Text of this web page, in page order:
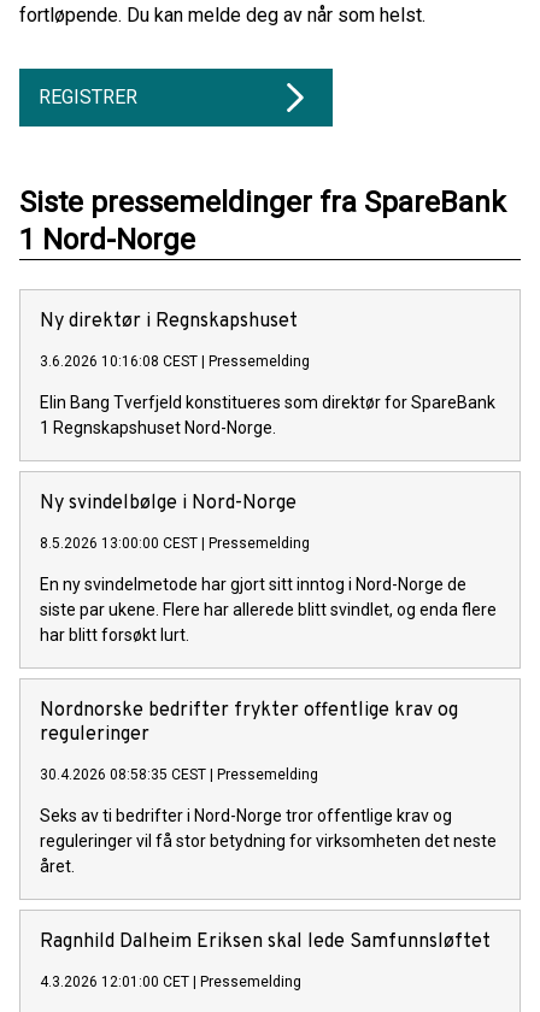
fortløpende. Du kan melde deg av når som helst.
REGISTRER
Siste pressemeldinger fra SpareBank
1 Nord-Norge
Ny direktør i Regnskapshuset
3.6.2026 10:16:08 CEST Pressemelding
Elin Bang Tverfjeld konstitueres som direktør for SpareBank
1 Regnskapshuset Nord-Norge.
Ny svindelbølge i Nord-Norge
8.5.2026 13:00:00 CEST Pressemelding
En ny svindelmetode har gjort sitt inntog i Nord-Norge de
siste par ukene. Flere har allerede blitt svindlet, og enda flere
har blitt forsøkt lurt.
Nordnorske bedrifter frykter offentlige krav og
reguleringer
30.4.2026 08:58:35 CEST Pressemelding
Seks av ti bedrifter i Nord-Norge tror offentlige krav og
reguleringer vil få stor betydning for virksomheten det neste
året.
Ragnhild Dalheim Eriksen skal lede Samfunnsløftet
4.3.2026 12:01:00 CET Pressemelding